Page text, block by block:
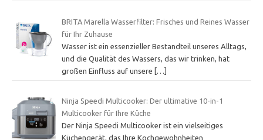
BRITA Marella Wasserfilter: Frisches und Reines Wasser
für Ihr Zuhause
Wasser ist ein essenzieller Bestandteil unseres Alltags,
und die Qualität des Wassers, das wir trinken, hat
großen Einfluss auf unsere […]
Ninja Speedi Multicooker: Der ultimative 10-in-1
Multicooker für Ihre Küche
Der Ninja Speedi Multicooker ist ein vielseitiges
Küchengerät, das Ihre Kochgewohnheiten